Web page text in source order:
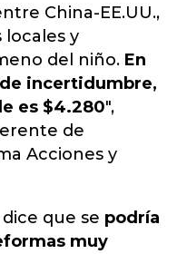
China-EE.UU.,
y
del niño. En
incertidumbre,
es $4.280",
de
Acciones y
que se podría
muy